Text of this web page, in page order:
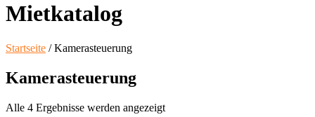
Mietkatalog
Startseite / Kamerasteuerung
Kamerasteuerung
Alle 4 Ergebnisse werden angezeigt